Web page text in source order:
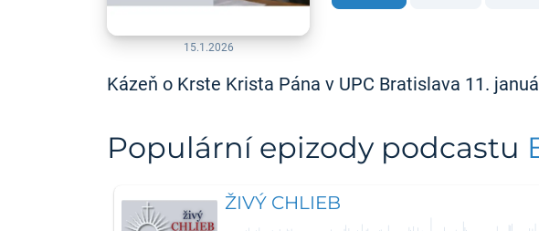
15.1.2026
Kázeň o Krste Krista Pána v UPC Bratislava 11.
Populární epizody podcastu
ŽIVÝ CHLIEB